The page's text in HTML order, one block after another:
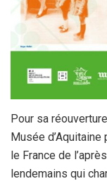
Pour sa
Musée
le France de
lendemains qui